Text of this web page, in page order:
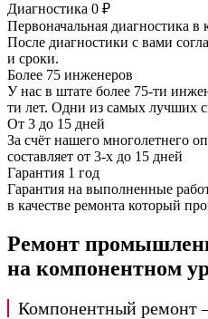
Диагностика 0 ₽
Первоначальная диагностика в
После диагностики с вами
и сроки.
Более 75 инженеров
У нас в штате более 75-ти
ти лет. Одни из самых лучших
От 3 до 15 дней
За счёт нашего многолетнего
составляет от 3-х до 15 дней
Гарантия 1 год
Гарантия на выполненные
в качестве ремонта который
Ремонт
на компонентном
Компонентный ремонт